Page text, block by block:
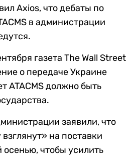
Axios, что дебаты по
в администрации
газета The Wall Street
о передаче Украине
ATACMS должно быть
заявили, что
на поставки
осенью, чтобы усилить